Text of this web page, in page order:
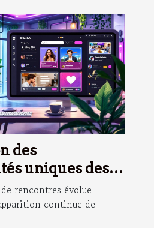
des
uniques des
populaires
rencontres évolue
continue de